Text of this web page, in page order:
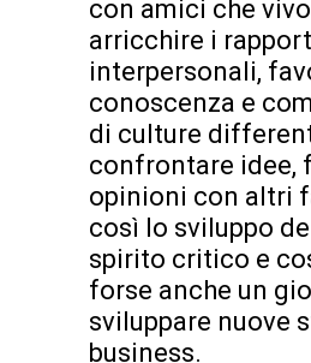
con amici che
arricchire i
interpersonali,
conoscenza e
di culture
confrontare idee,
opinioni con altri
così lo sviluppo
spirito critico e
forse anche un
sviluppare nuove
business.